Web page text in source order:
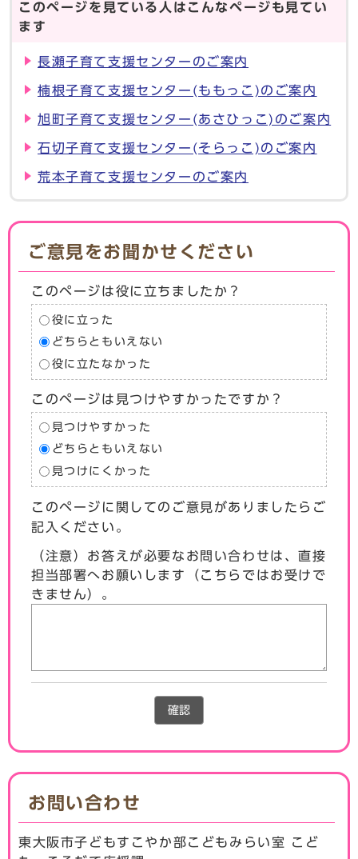
このページを見ている人はこんなページも見てい
ます
長瀬子育て支援センターのご案内
楠根子育て支援センター(ももっこ)のご案内
旭町子育て支援センター(あさひっこ)のご案内
石切子育て支援センター(そらっこ)のご案内
荒本子育て支援センターのご案内
ご意見をお聞かせください
このページは役に立ちましたか？
役に立った
どちらともいえない
役に立たなかった
このページは見つけやすかったですか？
見つけやすかった
どちらともいえない
見つけにくかった
このページに関してのご意見がありましたらご
記入ください。
（注意）お答えが必要なお問い合わせは、直接
担当部署へお願いします（こちらではお受けで
きません）。
確認
お問い合わせ
東大阪市子どもすこやか部こどもみらい室 こど